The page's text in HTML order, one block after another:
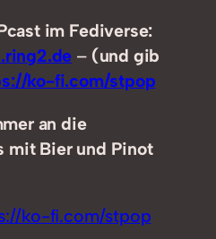
im Fediverse:
– (und gib
ko-fi.com/stpop
an die
mit Bier und Pinot
ko-fi.com/stpop